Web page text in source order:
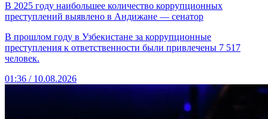
В 2025 году наибольшее количество коррупционных
преступлений выявлено в Андижане — сенатор
В прошлом году в Узбекистане за коррупционные
преступления к ответственности были привлечены 7 517
человек.
01:36 / 10.08.2026